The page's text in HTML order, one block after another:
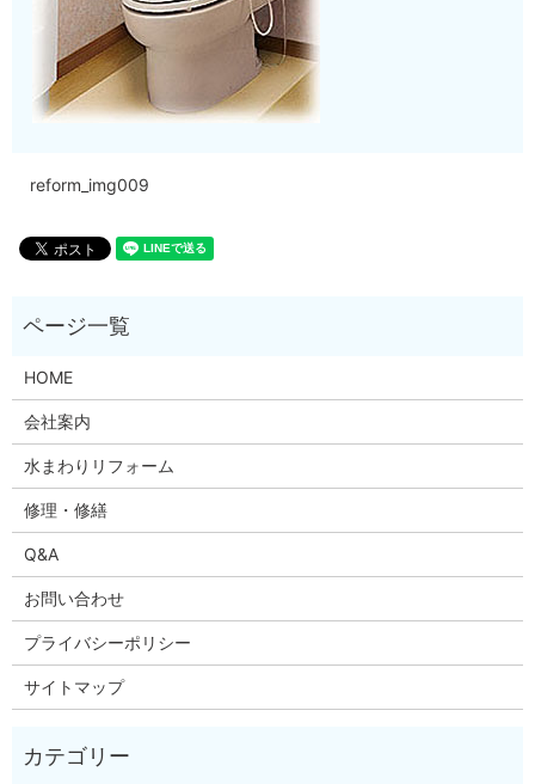
reform_img009
HOME
会社案内
水まわりリフォーム
修理・修繕
Q&A
お問い合わせ
プライバシーポリシー
サイトマップ